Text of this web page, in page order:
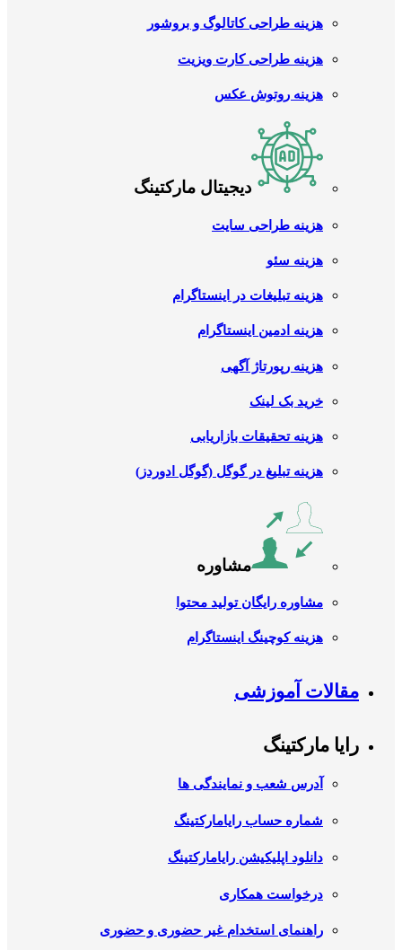
هزینه طراحی کاتالوگ و بروشور
هزینه طراحی کارت ویزیت
هزینه روتوش عکس
دیجیتال مارکتینگ
هزینه طراحی سایت
هزینه سئو
هزینه تبلیغات در اینستاگرام
هزینه ادمین اینستاگرام
هزینه رپورتاژ آگهی
خرید بک لینک
هزینه تحقیقات بازاریابی
هزینه تبلیغ در گوگل (گوگل ادوردز)
مشاوره
مشاوره رایگان تولید محتوا
هزینه کوچینگ اینستاگرام
مقالات آموزشی
رایا مارکتینگ
آدرس شعب و نمایندگی ها
شماره حساب رایامارکتینگ
دانلود اپلیکیشن رایامارکتینگ
درخواست همکاری
راهنمای استخدام غیر حضوری و حضوری